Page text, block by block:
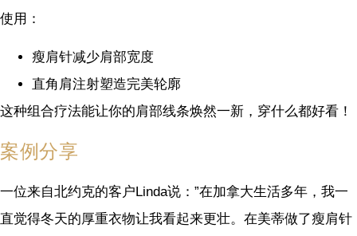
使用：
瘦肩针减少肩部宽度
直角肩注射塑造完美轮廓
这种组合疗法能让你的肩部线条焕然一新，穿什么都好看！
案例分享
一位来自北约克的客户Linda说：”在加拿大生活多年，我一
直觉得冬天的厚重衣物让我看起来更壮。在美蒂做了瘦肩针